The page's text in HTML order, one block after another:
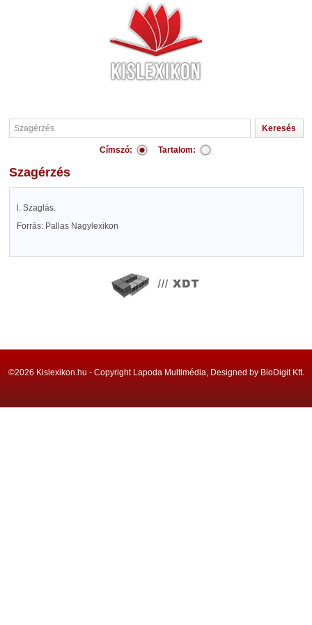
Címszó: Tartalom:
Szagérzés
l. Szaglás.
Forrás: Pallas Nagylexikon
©2026 Kislexikon.hu - Copyright Lapoda Multimédia, Designed by BioDigit Kft.